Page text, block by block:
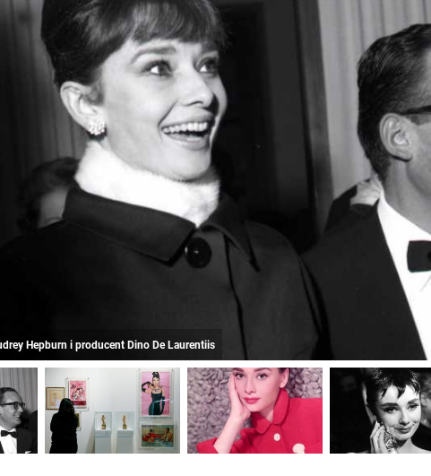
Hepburn i producent Dino De Laurentiis